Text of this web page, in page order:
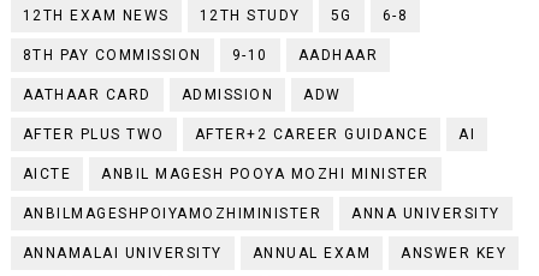
12TH EXAM NEWS 12TH STUDY 5G 6-8
8TH PAY COMMISSION 9-10 AADHAAR
AATHAAR CARD ADMISSION ADW
AFTER PLUS TWO AFTER+2 CAREER GUIDANCE AI
AICTE ANBIL MAGESH POOYA MOZHI MINISTER
ANBILMAGESHPOIYAMOZHIMINISTER ANNA UNIVERSITY
ANNAMALAI UNIVERSITY ANNUAL EXAM ANSWER KEY